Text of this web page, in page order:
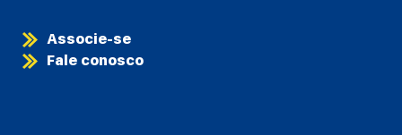
Associe-se
Fale conosco